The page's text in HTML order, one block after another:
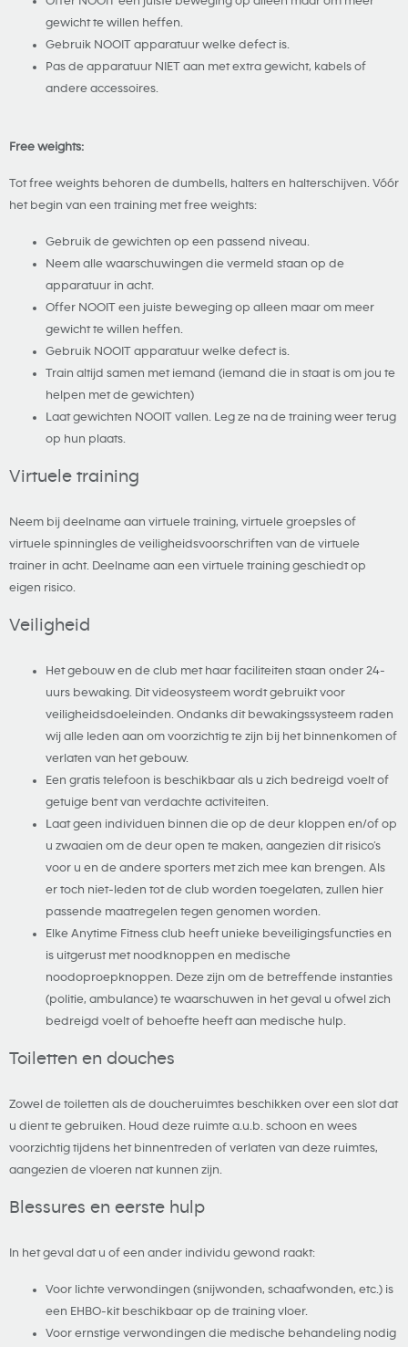
gewicht te willen heffen.
Gebruik NOOIT apparatuur welke defect is.
Pas de apparatuur NIET aan met extra gewicht, kabels of
andere accessoires.
Free weights:
Tot free weights behoren de dumbells, halters en halterschijven. Vóór
het begin van een training met free weights:
Gebruik de gewichten op een passend niveau.
Neem alle waarschuwingen die vermeld staan op de
apparatuur in acht.
Offer NOOIT een juiste beweging op alleen maar om meer
gewicht te willen heffen.
Gebruik NOOIT apparatuur welke defect is.
Train altijd samen met iemand (iemand die in staat is om jou te
helpen met de gewichten)
Laat gewichten NOOIT vallen. Leg ze na de training weer terug
op hun plaats.
Virtuele training
Neem bij deelname aan virtuele training, virtuele groepsles of
virtuele spinningles de veiligheidsvoorschriften van de virtuele
trainer in acht. Deelname aan een virtuele training geschiedt op
eigen risico.
Veiligheid
Het gebouw en de club met haar faciliteiten staan onder 24-
uurs bewaking. Dit videosysteem wordt gebruikt voor
veiligheidsdoeleinden. Ondanks dit bewakingssysteem raden
wij alle leden aan om voorzichtig te zijn bij het binnenkomen of
verlaten van het gebouw.
Een gratis telefoon is beschikbaar als u zich bedreigd voelt of
getuige bent van verdachte activiteiten.
Laat geen individuen binnen die op de deur kloppen en/of op
u zwaaien om de deur open te maken, aangezien dit risico’s
voor u en de andere sporters met zich mee kan brengen. Als
er toch niet-leden tot de club worden toegelaten, zullen hier
passende maatregelen tegen genomen worden.
Elke Anytime Fitness club heeft unieke beveiligingsfuncties en
is uitgerust met noodknoppen en medische
noodoproepknoppen. Deze zijn om de betreffende instanties
(politie, ambulance) te waarschuwen in het geval u ofwel zich
bedreigd voelt of behoefte heeft aan medische hulp.
Toiletten en douches
Zowel de toiletten als de doucheruimtes beschikken over een slot dat
u dient te gebruiken. Houd deze ruimte a.u.b. schoon en wees
voorzichtig tijdens het binnentreden of verlaten van deze ruimtes,
aangezien de vloeren nat kunnen zijn.
Blessures en eerste hulp
In het geval dat u of een ander individu gewond raakt:
Voor lichte verwondingen (snijwonden, schaafwonden, etc.) is
een EHBO-kit beschikbaar op de training vloer.
Voor ernstige verwondingen die medische behandeling nodig